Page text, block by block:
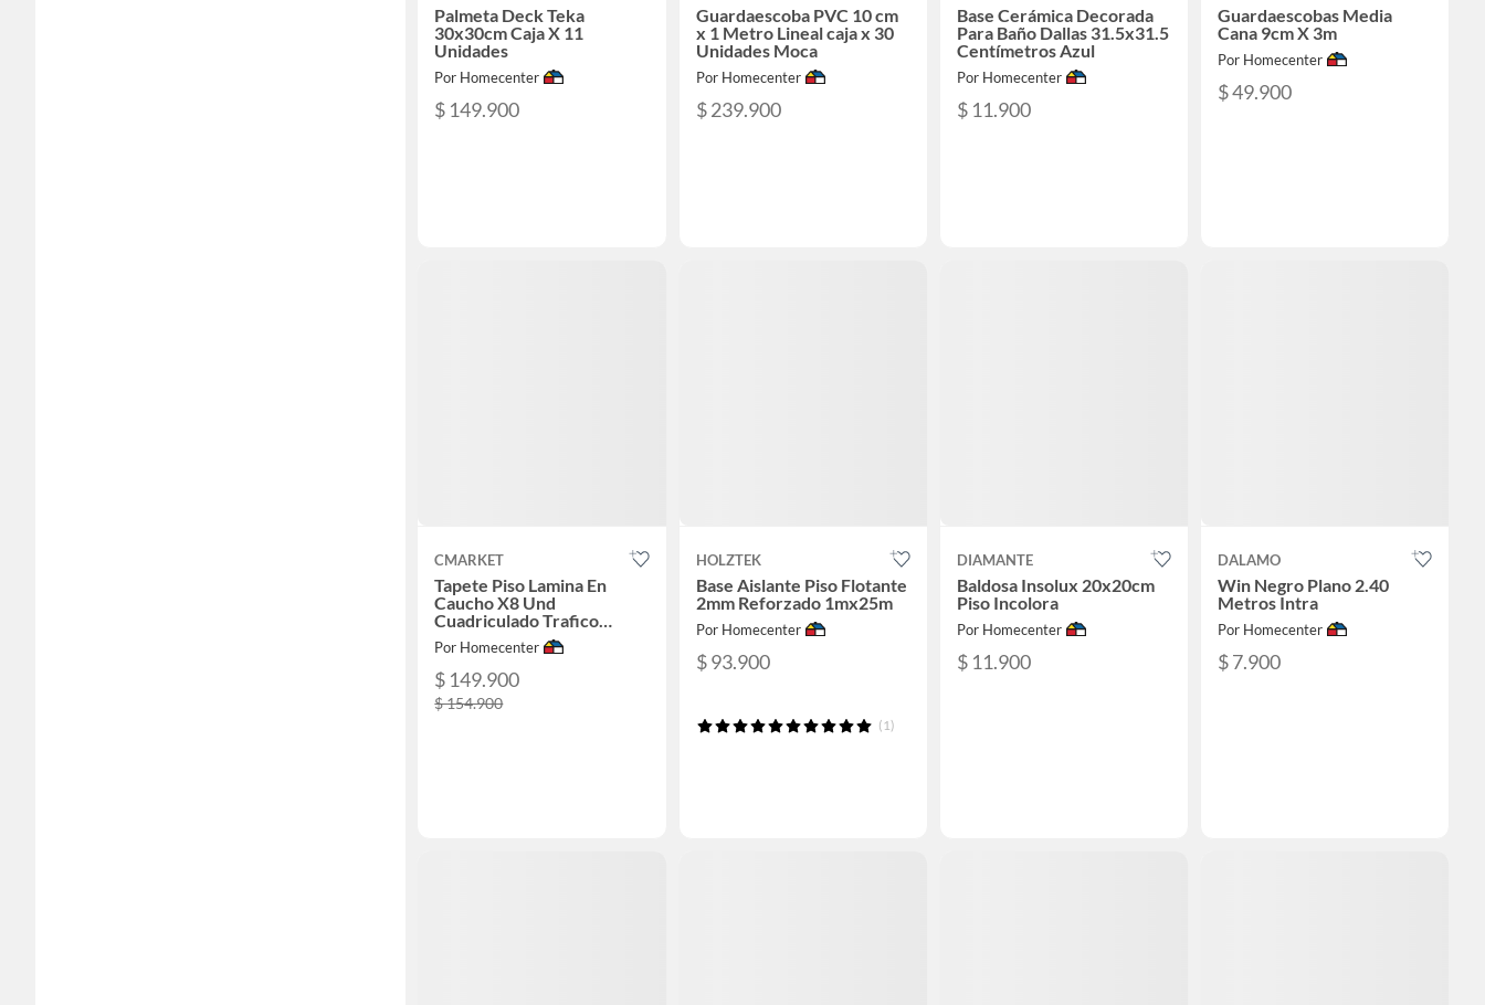
Palmeta Deck Teka
30x30cm Caja X 11
Unidades
Por Homecenter
$ 149.900
Guardaescoba PVC 10 cm
x 1 Metro Lineal caja x 30
Unidades Moca
Por Homecenter
$ 239.900
Base Cerámica Decorada
Para Baño Dallas 31.5x31.5
Centímetros Azul
Por Homecenter
$ 11.900
Guardaescobas Media
Cana 9cm X 3m
Por Homecenter
$ 49.900
CMARKET
Tapete Piso Lamina En
Caucho X8 Und
Cuadriculado Trafico
Pesado 50x50x1cm
Por Homecenter
$ 149.900
$ 154.900
HOLZTEK
Base Aislante Piso Flotante
2mm Reforzado 1mx25m
Por Homecenter
$ 93.900
(1)
DIAMANTE
Baldosa Insolux 20x20cm
Piso Incolora
Por Homecenter
$ 11.900
DALAMO
Win Negro Plano 2.40
Metros Intra
Por Homecenter
$ 7.900